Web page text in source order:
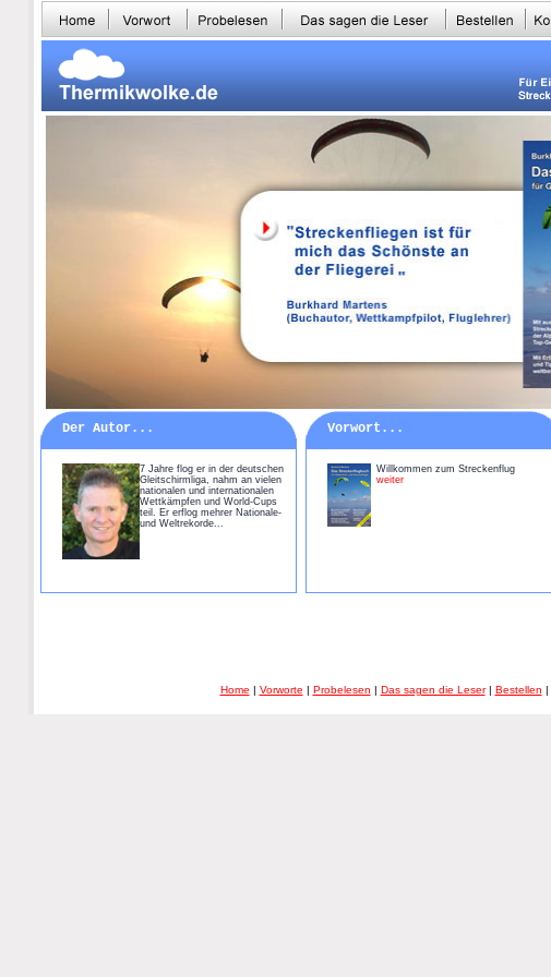
Der Autor...
7 Jahre flog er in der deutschen
Gleitschirmliga, nahm an vielen
nationalen und internationalen
Wettkämpfen und World-Cups
teil. Er erflog mehrer Nationale-
und Weltrekorde...
Vorwort...
Willkommen zum Streckenflug
weiter
Home | Vorworte | Probelesen | Das sagen die Leser| Bestellen |